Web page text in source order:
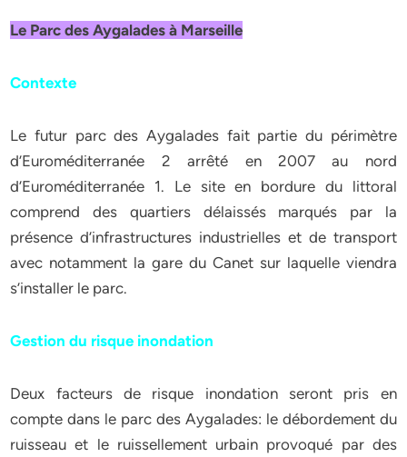
Le Parc des Aygalades à Marseille
Contexte
Le futur parc des Aygalades fait partie du périmètre
d’Euroméditerranée 2 arrêté en 2007 au nord
d’Euroméditerranée 1. Le site en bordure du littoral
comprend des quartiers délaissés marqués par la
présence d’infrastructures industrielles et de transport
avec notamment la gare du Canet sur laquelle viendra
s’installer le parc.
Gestion du risque inondation
Deux facteurs de risque inondation seront pris en
compte dans le parc des Aygalades: le débordement du
ruisseau et le ruissellement urbain provoqué par des